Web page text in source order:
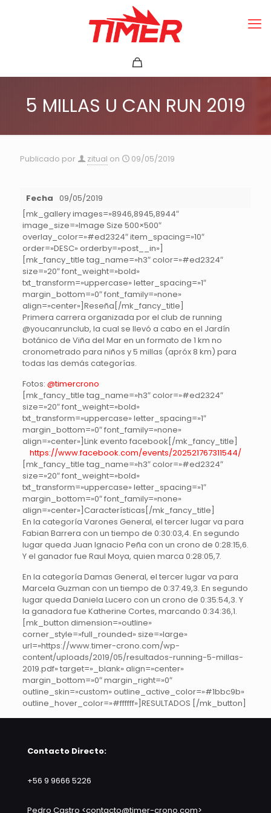
5 MILLAS U CAN RUN 2019
Publicado por zitual on 09/05/2019
Fecha 09/05/2019
[mk_gallery images=»8946,8945,8944″
image_size=»Image Size 500×500″
overlay_color=»#ed2324″ item_spacing=»10″
order=»DESC» orderby=»post__in»]
[mk_fancy_title tag_name=»h3″ color=»#ed2324″
size=»20″ font_weight=»bold»
txt_transform=»uppercase» letter_spacing=»1″
margin_bottom=»0″ font_family=»none»
align=»center»]Reseña[/mk_fancy_title]
Primera carrera organizada por el club de running
@youcanrunclub, la cual se llevó a cabo en el Jardín
botánico de Viña del Mar en un formato de 1 km no
cronometrado para niños y 5 millas (apróx 8 km) para
todas las demás categorías.
Fotos: @timercrono
[mk_fancy_title tag_name=»h3″ color=»#ed2324″
size=»20″ font_weight=»bold»
txt_transform=»uppercase» letter_spacing=»1″
margin_bottom=»0″ font_family=»none»
align=»center»]Link evento facebook[/mk_fancy_title]
https://www.facebook.com/events/202521767311544/
[mk_fancy_title tag_name=»h3″ color=»#ed2324″
size=»20″ font_weight=»bold»
txt_transform=»uppercase» letter_spacing=»1″
margin_bottom=»0″ font_family=»none»
align=»center»]Características[/mk_fancy_title]
En la categoría Varones General, el tercer lugar va para
Fabian Barrera con un tiempo de 0:30:03,4. En segundo
lugar queda Juan Ignacio Peña con un crono de 0:28:15,6.
Y el ganador fue Raul Moya, quien marca 0:28:05,7.
En la categoría Damas General, el tercer lugar va para
Marcela Guzman con un tiempo de 0:37:49,3. En segundo
lugar queda Daniela Lucero con un crono de 0:35:54,3. Y
la ganadora fue Katherine Cortes, marcando 0:34:36,1.
[mk_button dimension=»outline»
corner_style=»full_rounded» size=»large»
url=»https://www.timer-crono.com/wp-
content/uploads/2019/05/resultados-running-5-millas-
2019.pdf» target=»_blank» align=»center»
margin_bottom=»0″ margin_right=»0″
outline_skin=»custom» outline_active_color=»#1bbc9b»
outline_hover_color=»#ffffff»]RESULTADOS [/mk_button]
Contacto Directo:
+56 9 9666 5226
Pedro Castro <contacto@timer-crono.com>